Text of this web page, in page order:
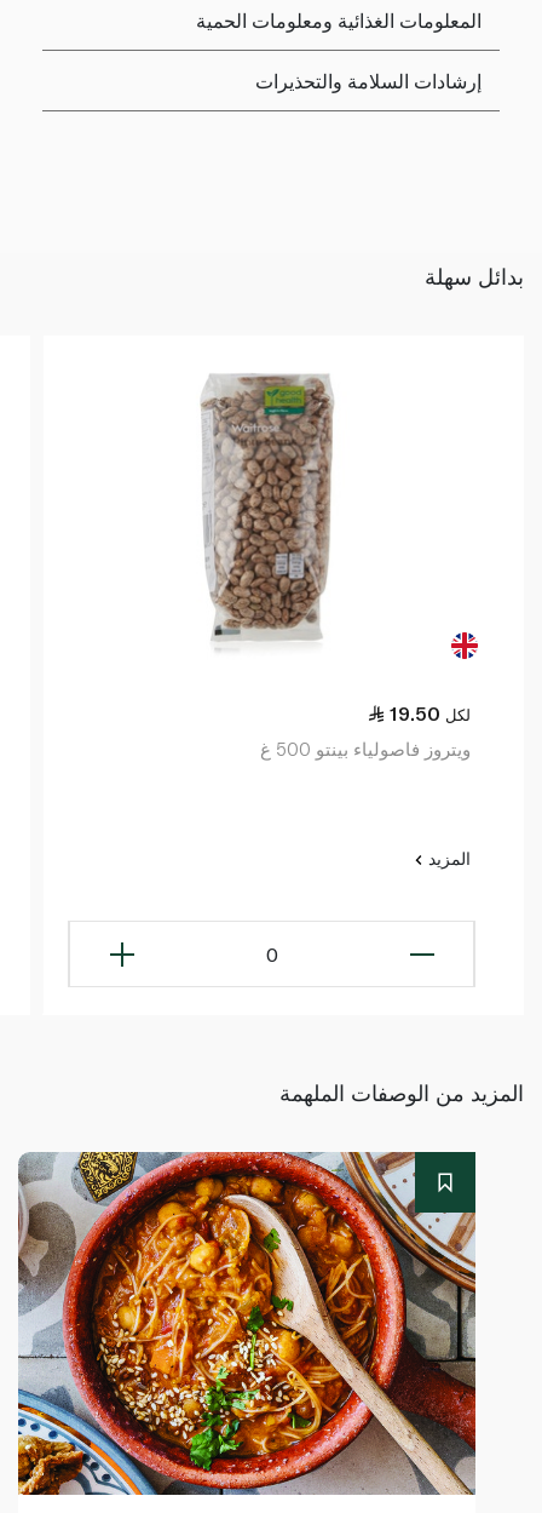
المعلومات الغذائية ومعلومات الحمية
إرشادات السلامة والتحذيرات
بدائل سهلة
19.50 لكل
ويتروز فاصولياء بينتو 500 غ
المزيد
0
المزيد من الوصفات الملهمة